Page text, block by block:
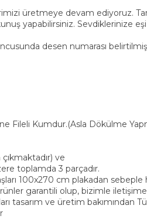
üretmeye devam ediyoruz.
yapabilirsiniz. Sevdiklerinize
desen numarası
Fileli Kumdur.(Asla Dökülme
ve
toplamda 3 parçadır.
100x270 cm plakadan
ürünler garantili olup, bizimle
tasarım ve üretim bakımından